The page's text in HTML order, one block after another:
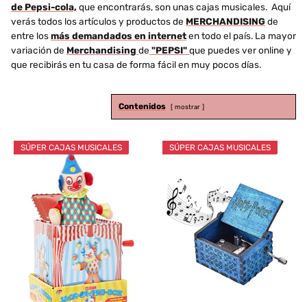
de Pepsi-cola, que encontrarás, son unas cajas musicales. Aquí
verás todos los artículos y productos de MERCHANDISINGde
entre losmás demandados en interneten todo el país. La mayor
variación de Merchandising de "PEPSI"que puedes ver online y
que recibirás en tu casa de forma fácil en muy pocos días.
Contenidos mostrar
SÚPER CAJAS MUSICALES SÚPER CAJAS MUSICALES